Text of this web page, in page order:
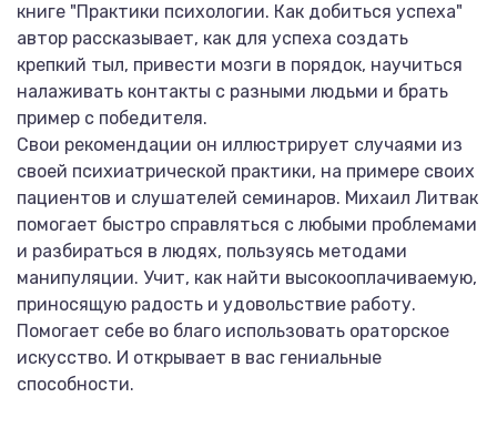
книге "Практики психологии. Как добиться успеха"
автор рассказывает, как для успеха создать
крепкий тыл, привести мозги в порядок, научиться
налаживать контакты с разными людьми и брать
пример с победителя.
Свои рекомендации он иллюстрирует случаями из
своей психиатрической практики, на примере своих
пациентов и слушателей семинаров. Михаил Литвак
помогает быстро справляться с любыми проблемами
и разбираться в людях, пользуясь методами
манипуляции. Учит, как найти высокооплачиваемую,
приносящую радость и удовольствие работу.
Помогает себе во благо использовать ораторское
искусство. И открывает в вас гениальные
способности.